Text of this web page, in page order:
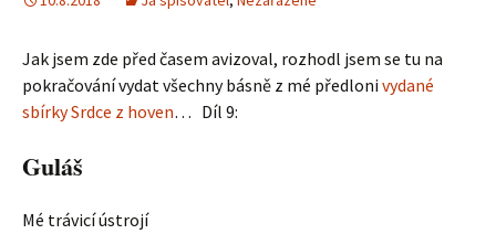
Jak jsem zde před časem avizoval, rozhodl jsem se tu na
pokračování vydat všechny básně z mé předloni vydané
sbírky Srdce z hoven… Díl 9:
Guláš
Mé trávicí ústrojí